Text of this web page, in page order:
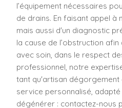
l’équipement nécessaires
de drains. En faisant appel à
mais aussi d'un diagnostic
la cause de l’obstruction
avec soin, dans le respect
professionnel, notre
tant qu'artisan dégorgement
service personnalisé,
dégénérer : contactez-nous